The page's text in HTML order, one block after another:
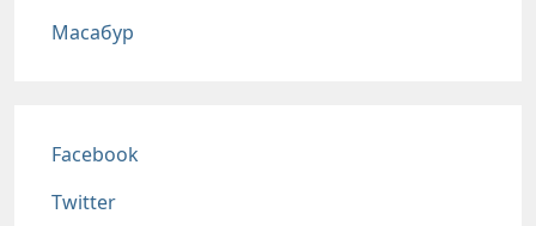
Масабур
Соц сети
Facebook
Twitter